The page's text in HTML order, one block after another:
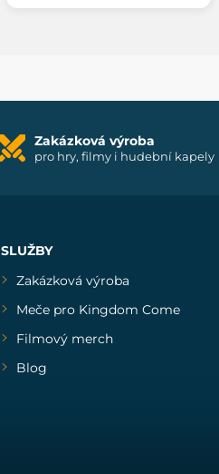
Zakázková výroba
pro hry, filmy i hudební kapely
SLUŽBY
Zakázková výroba
Meče pro Kingdom Come
Filmový merch
Blog